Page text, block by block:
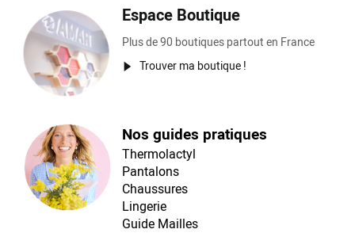
Espace Boutique
Plus de 90 boutiques partout en France
Trouver ma boutique !
Nos guides pratiques
Thermolactyl
Pantalons
Chaussures
Lingerie
Guide Mailles